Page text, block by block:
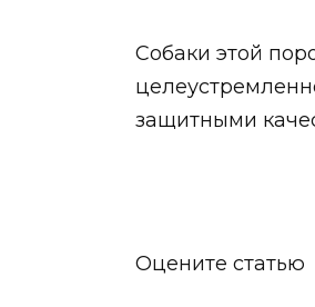
Собаки этой
защитными
Оцените статью